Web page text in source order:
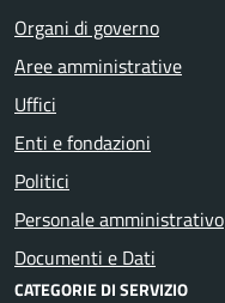
Organi di governo
Aree amministrative
Uffici
Enti e fondazioni
Politici
Personale amministrativo
Documenti e Dati
CATEGORIE DI SERVIZIO